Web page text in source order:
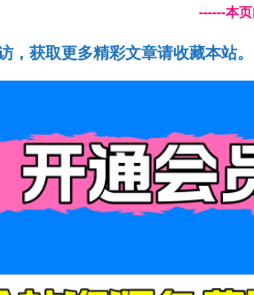
------本
，获取更多精彩文章请收藏本站。